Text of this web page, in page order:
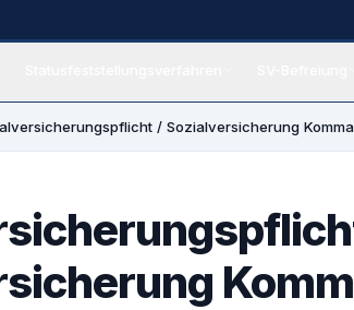
/ Sozialversicherung